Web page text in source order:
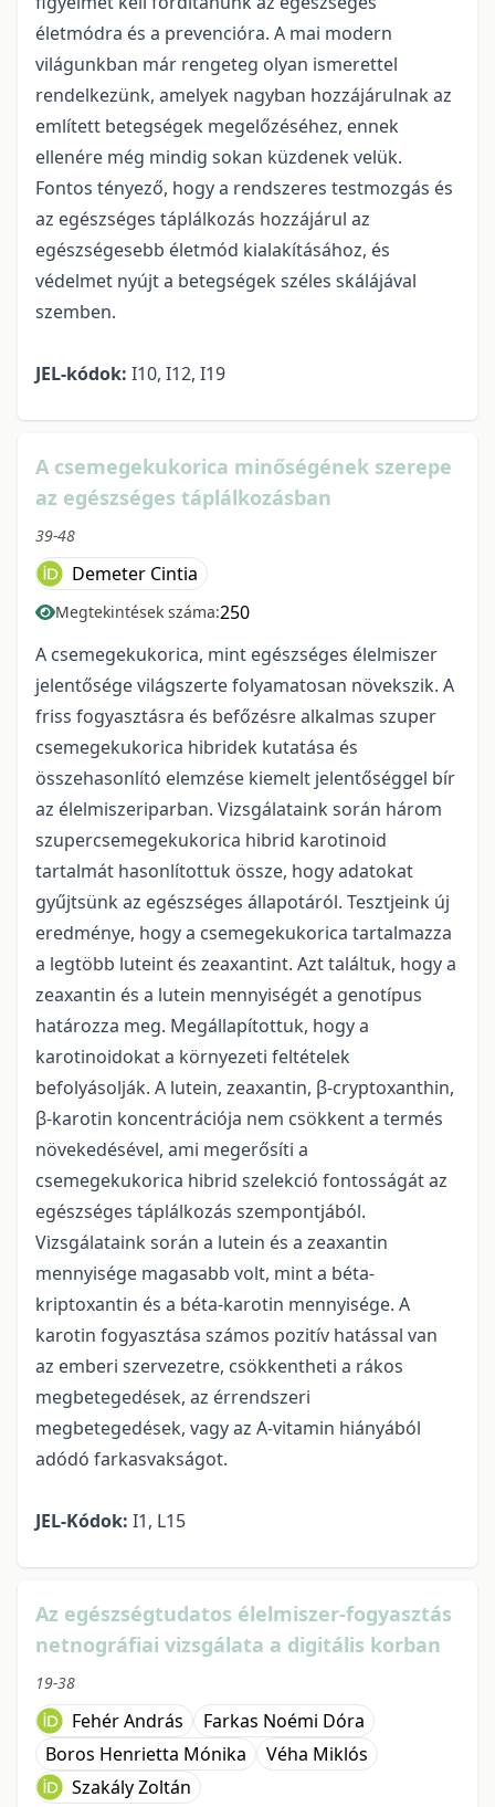
életmódra és a prevencióra. A mai modern
világunkban már rengeteg olyan ismerettel
rendelkezünk, amelyek nagyban hozzájárulnak az
említett betegségek megelőzéséhez, ennek
ellenére még mindig sokan küzdenek velük.
Fontos tényező, hogy a rendszeres testmozgás és
az egészséges táplálkozás hozzájárul az
egészségesebb életmód kialakításához, és
védelmet nyújt a betegségek széles skálájával
szemben.
JEL-kódok: I10, I12, I19
A csemegekukorica minőségének szerepe
az egészséges táplálkozásban
39-48
Demeter Cintia
Megtekintések száma:250
A csemegekukorica, mint egészséges élelmiszer
jelentősége világszerte folyamatosan növekszik. A
friss fogyasztásra és befőzésre alkalmas szuper
csemegekukorica hibridek kutatása és
összehasonlító elemzése kiemelt jelentőséggel bír
az élelmiszeriparban. Vizsgálataink során három
szupercsemegekukorica hibrid karotinoid
tartalmát hasonlítottuk össze, hogy adatokat
gyűjtsünk az egészséges állapotáról. Tesztjeink új
eredménye, hogy a csemegekukorica tartalmazza
a legtöbb luteint és zeaxantint. Azt találtuk, hogy a
zeaxantin és a lutein mennyiségét a genotípus
határozza meg. Megállapítottuk, hogy a
karotinoidokat a környezeti feltételek
befolyásolják. A lutein, zeaxantin, β-cryptoxanthin,
β-karotin koncentrációja nem csökkent a termés
növekedésével, ami megerősíti a
csemegekukorica hibrid szelekció fontosságát az
egészséges táplálkozás szempontjából.
Vizsgálataink során a lutein és a zeaxantin
mennyisége magasabb volt, mint a béta-
kriptoxantin és a béta-karotin mennyisége. A
karotin fogyasztása számos pozitív hatással van
az emberi szervezetre, csökkentheti a rákos
megbetegedések, az érrendszeri
megbetegedések, vagy az A-vitamin hiányából
adódó farkasvakságot.
JEL-Kódok: I1, L15
Az egészségtudatos élelmiszer-fogyasztás
netnográfiai vizsgálata a digitális korban
19-38
Fehér András
Farkas Noémi Dóra
Boros Henrietta Mónika
Véha Miklós
Szakály Zoltán